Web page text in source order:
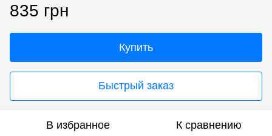
835 грн
Купить
Быстрый заказ
В избранное К сравнению